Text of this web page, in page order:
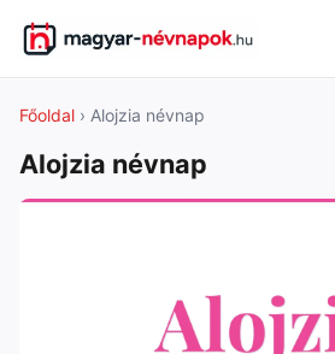
Főoldal › Alojzia névnap
Alojzia névnap